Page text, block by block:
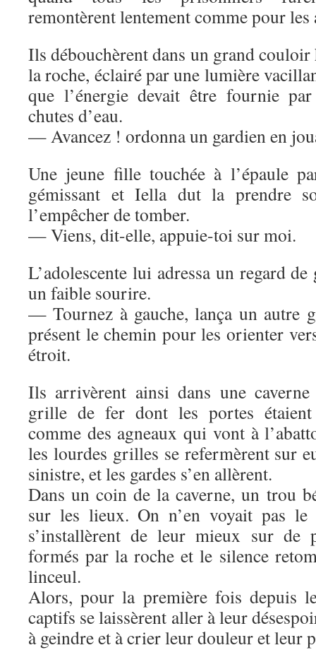
remontèrent lentement comme pour les
Ils débouchèrent dans un grand couloir
la roche, éclairé par une lumière
que l’énergie devait être fournie
chutes d’eau.
— Avancez ! ordonna un gardien en
Une jeune fille touchée à l’épaule
gémissant et Iella dut la prendre
l’empêcher de tomber.
— Viens, dit-elle, appuie-toi sur moi.
L’adolescente lui adressa un regard
un faible sourire.
— Tournez à gauche, lança un autre
présent le chemin pour les orienter
étroit.
Ils arrivèrent ainsi dans une
grille de fer dont les portes étaient
comme des agneaux qui vont à
les lourdes grilles se refermèrent sur
sinistre, et les gardes s’en allèrent.
Dans un coin de la caverne, un trou
sur les lieux. On n’en voyait pas
s’installèrent de leur mieux sur de
formés par la roche et le silence
linceul.
Alors, pour la première fois depuis
captifs se laissèrent aller à leur
à geindre et à crier leur douleur et leur